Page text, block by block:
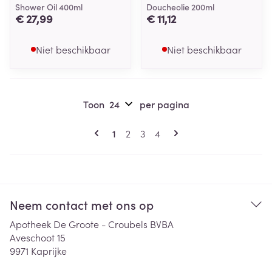
Shower Oil 400ml
€ 27,99
Niet beschikbaar
Doucheolie 200ml
€ 11,12
Niet beschikbaar
Pagina's
U lees momenteel pagina
1 Pagina
2 Pagina
3 Pagina
4
Toon per pagina
Neem contact met ons op
Apotheek De Groote - Croubels BVBA
Aveschoot 15
9971 Kaprijke